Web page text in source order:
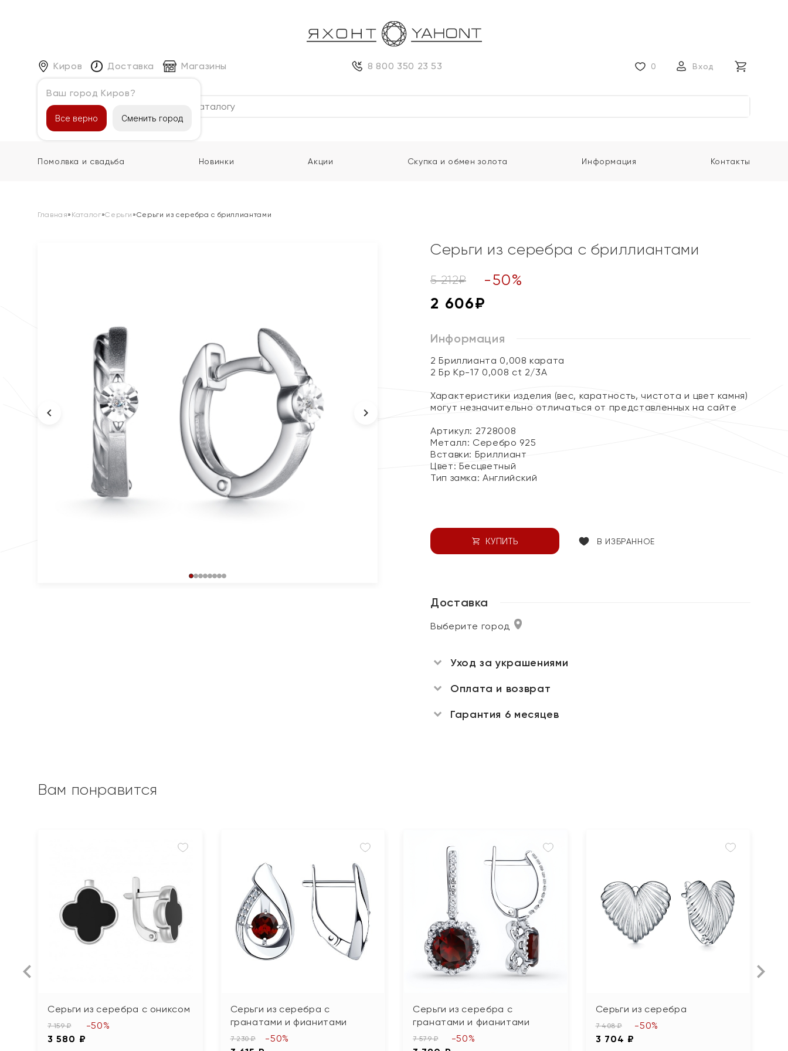
Киров
Ваш город Киров?
Все верно Сменить город
Доставка Магазины 8 800 350 23 53 0 Вход
Каталог
Помолвка и свадьба Новинки Акции Скупка и обмен золота Информация Контакты
Главная» Каталог»Серьги »Серьги из серебра с бриллиантами
Серьги из серебра с бриллиантами
5 212₽ -50%
2 606₽
Информация
2 Бриллианта 0,008 карата
2 Бр Кр-17 0,008 ct 2/3А
Характеристики изделия (вес, каратность, чистота и цвет камня)
могут незначительно отличаться от представленных на сайте
Артикул: 2728008
Металл: Серебро 925
Вставки: Бриллиант
Цвет: Бесцветный
Тип замка:Английский
КУПИТЬ В ИЗБРАННОЕ
Доставка
Выберите город
Уход за украшениями
Оплата и возврат
Гарантия 6 месяцев
Вам понравится
Серьги из серебра с ониксом
7 159 ₽
3 580 ₽
-50%
Серьги из серебра с
гранатами и фианитами
7 230 ₽ -50%
Серьги из серебра с
гранатами и фианитами
7 579 ₽ -50%
Серьги из серебра
7 408 ₽
3 704 ₽
-50%